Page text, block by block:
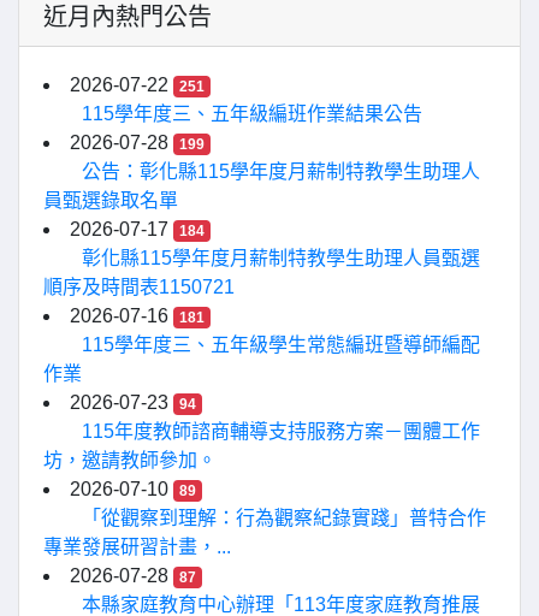
近月內熱門公告
2026-07-22 251
115學年度三、五年級編班作業結果公告
2026-07-28
199
公告：彰化縣115學年度月薪制特教學生助理人
員甄選錄取名單
2026-07-17
184
彰化縣115學年度月薪制特教學生助理人員甄選
順序及時間表1150721
2026-07-16
181
115學年度三、五年級學生常態編班暨導師編配
作業
2026-07-23
94
115年度教師諮商輔導支持服務方案－團體工作
坊，邀請教師參加。
2026-07-10
89
「從觀察到理解：行為觀察紀錄實踐」普特合作
專業發展研習計畫，...
2026-07-28
87
本縣家庭教育中心辦理「113年度家庭教育推展